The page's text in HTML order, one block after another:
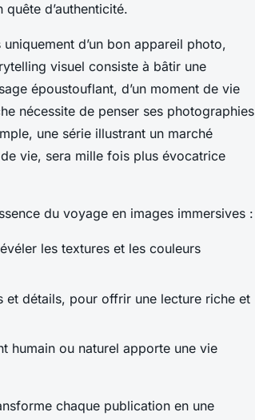
d’authenticité.
d’un bon appareil photo,
visuel consiste à bâtir une
époustouflant, d’un moment de vie
nécessite de penser ses photographies
une série illustrant un marché
vie, sera mille fois plus évocatrice
du voyage en images immersives :
les textures et les couleurs
et détails, pour offrir une lecture riche et
humain ou naturel apporte une vie
chaque publication en une